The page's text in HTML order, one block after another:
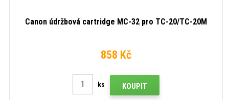
Canon údržbová cartridge MC-32 pro TC-20/TC-20M
858 Kč
ks KOUPIT